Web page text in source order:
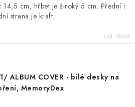
14,5 cm; hřbet je široký 5 cm. Přední i
strana je kraft.
Kód: 88648
ALBUM COVER - bílé desky na
MemoryDex